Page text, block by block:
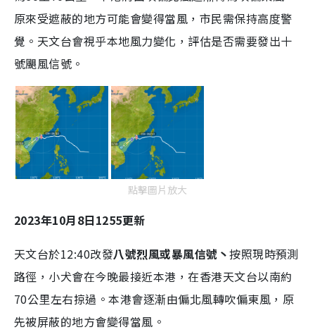
原來受遮蔽的地方可能會變得當風，市民需保持高度警
覺。天文台會視乎本地風力變化，評估是否需要發出十
號颶風信號。
點擊圖片放大
2023年10月8日1255更新
天文台於12:40改發八號烈風或暴風信號⼂按照現時預測
路徑，小犬會在今晚最接近本港，在香港天文台以南約
70公里左右掠過。本港會逐漸由偏北風轉吹偏東風，原
先被屏蔽的地方會變得當風。